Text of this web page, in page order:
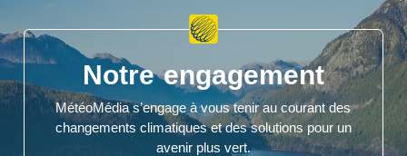
Notre engagement
MétéoMédia s’engage à vous tenir au courant des
changements climatiques et des solutions pour un
avenir plus vert.